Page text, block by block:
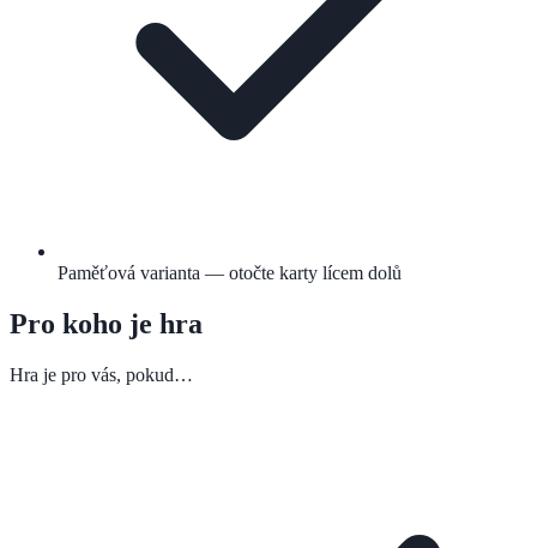
Paměťová varianta — otočte karty lícem dolů
Pro koho je hra
Hra je pro vás, pokud…